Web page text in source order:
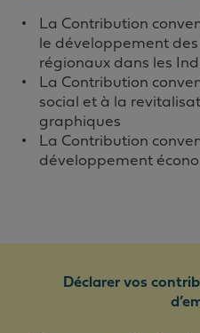
La Contribution
le développement
régionaux dans les
La Contribution
social et à la
graphiques
La Contribution
développement
Déclarer vos